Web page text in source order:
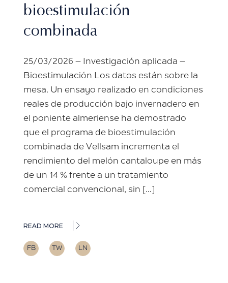
bioestimulación
combinada
25/03/2026 – Investigación aplicada –
Bioestimulación Los datos están sobre la
mesa. Un ensayo realizado en condiciones
reales de producción bajo invernadero en
el poniente almeriense ha demostrado
que el programa de bioestimulación
combinada de Vellsam incrementa el
rendimiento del melón cantaloupe en más
de un 14 % frente a un tratamiento
comercial convencional, sin […]
READ MORE
FB TW LN